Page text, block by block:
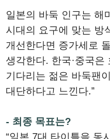
일본의 바둑 인구는 해
시대의 요구에 맞는 방
개선한다면 증가세로
생각한다. 한국·중국은
기다리는 젊은 바둑팬
대단하다고 느낀다.”
- 최종 목표는?